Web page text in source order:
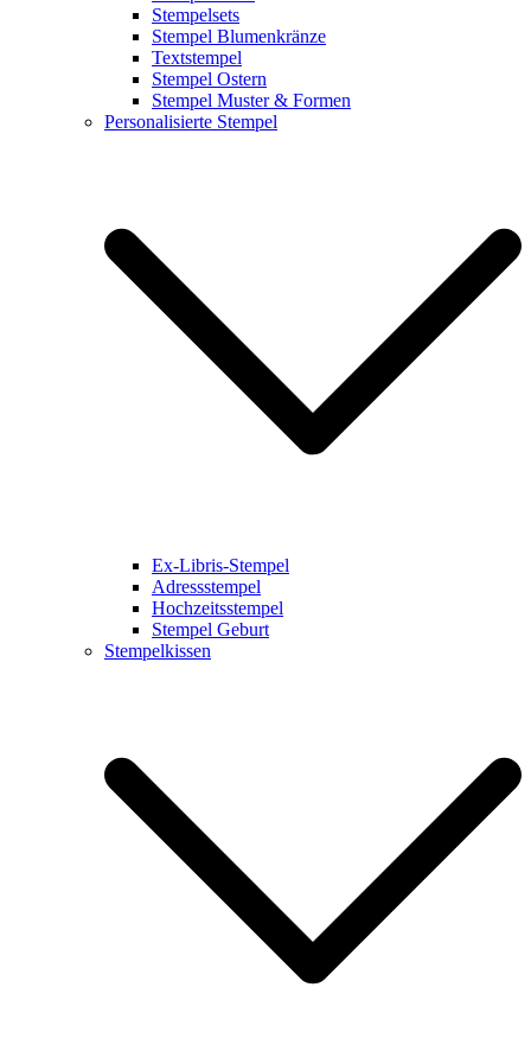
Stempelsets
Stempel Blumenkränze
Textstempel
Stempel Ostern
Stempel Muster & Formen
Personalisierte Stempel
Ex-Libris-Stempel
Adressstempel
Hochzeitsstempel
Stempel Geburt
Stempelkissen